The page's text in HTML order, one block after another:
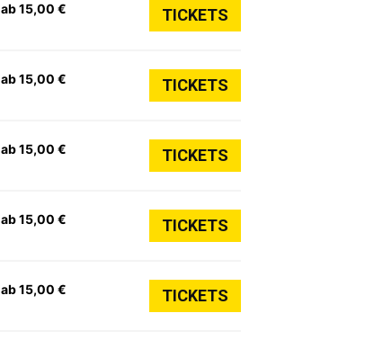
ab 15,00 € TICKETS
ab 15,00 € TICKETS
ab 15,00 € TICKETS
ab 15,00 € TICKETS
ab 15,00 € TICKETS